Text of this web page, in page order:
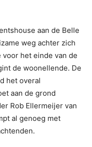
aan de Belle
weg achter zich
het einde van de
de woonellende. De
het overal
aan de grond
Rob Ellermeijer van
al genoeg met